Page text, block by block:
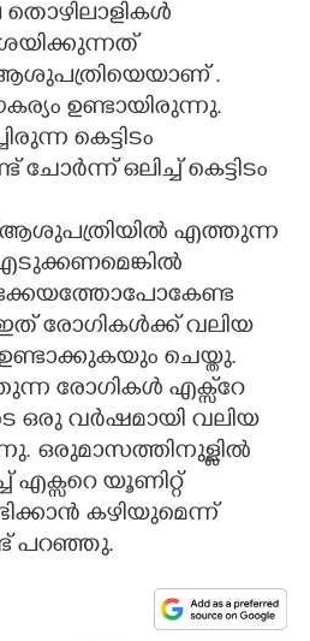
തൊഴിലാളികൾ
.
ഉണ്ടായിരുന്നു.
കെട്ടിടം
ഒലിച്ച് കെട്ടിടം
എത്തുന്ന
രോഗികൾക്ക് വലിയ
ചെയ്തു.
രോഗികൾ എക്സ്‌റേ
ഒരു വർഷമായി വലിയ
ഒരുമാസത്തിനുള്ളിൽ
എക്സറെ യൂണിറ്റ്
കഴിയുമെന്ന്
പറഞ്ഞു.